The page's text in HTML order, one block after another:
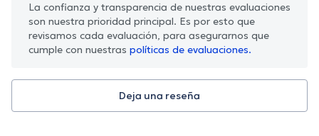
La confianza y transparencia de nuestras evaluaciones
son nuestra prioridad principal. Es por esto que
revisamos cada evaluación, para asegurarnos que
cumple con nuestras políticas de evaluaciones.
Deja una reseña